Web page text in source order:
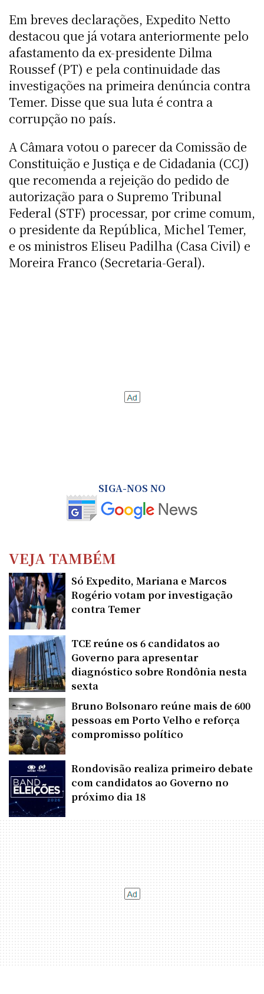
Em breves declarações, Expedito Netto
destacou que já votara anteriormente pelo
afastamento da ex-presidente Dilma
Roussef (PT) e pela continuidade das
investigações na primeira denúncia contra
Temer. Disse que sua luta é contra a
corrupção no país.
A Câmara votou o parecer da Comissão de
Constituição e Justiça e de Cidadania (CCJ)
que recomenda a rejeição do pedido de
autorização para o Supremo Tribunal
Federal (STF) processar, por crime comum,
o presidente da República, Michel Temer,
e os ministros Eliseu Padilha (Casa Civil) e
Moreira Franco (Secretaria-Geral).
SIGA-NOS NO
VEJA TAMBÉM
Só Expedito, Mariana e Marcos
Rogério votam por investigação
contra Temer
TCE reúne os 6 candidatos ao
Governo para apresentar
diagnóstico sobre Rondônia nesta
sexta
Bruno Bolsonaro reúne mais de 600
pessoas em Porto Velho e reforça
compromisso político
Rondovisão realiza primeiro debate
com candidatos ao Governo no
próximo dia 18